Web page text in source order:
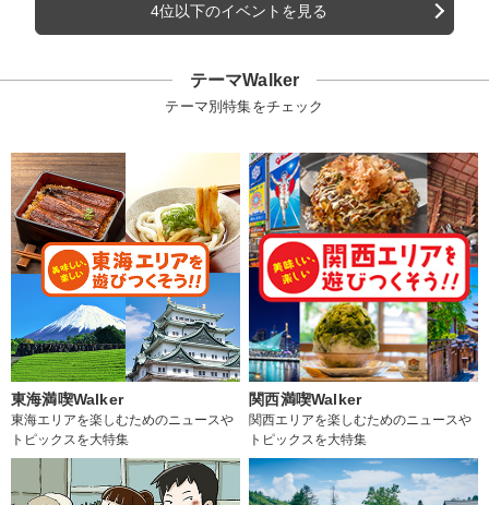
4位以下のイベントを見る
テーマWalker
テーマ別特集をチェック
東海満喫Walker
東海エリアを楽しむためのニュースや
トピックスを大特集
関西満喫Walker
関西エリアを楽しむためのニュースや
トピックスを大特集